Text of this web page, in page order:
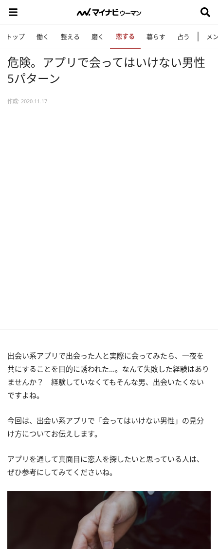
トップ 働く 整える 磨く 恋する 暮らす 占う メ
危険。アプリで会ってはいけない男性
5パターン
作成: 2020.11.17
出会い系アプリで出会った人と実際に会ってみたら、一夜を
共にすることを目的に誘われた…。なんて失敗した経験はあり
ませんか？ 経験していなくてもそんな男、出会いたくない
ですよね。
今回は、出会い系アプリで「会ってはいけない男性」の見分
け方についてお伝えします。
アプリを通して真面目に恋人を探したいと思っている人は、
ぜひ参考にしてみてくださいね。